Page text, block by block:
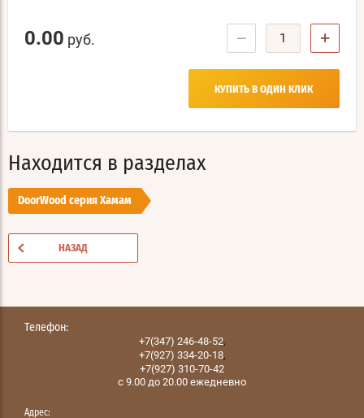
0.00 руб. − +
КУПИТЬ В ОДИН КЛИК
Находится в разделах
DoorWood серия Хамам
НАЗАД
Телефон:
+7(347) 246-48-52,
+7(927) 334-20-18,
+7(927) 310-70-42
с 9.00 до 20.00 ежедневно
Адрес: